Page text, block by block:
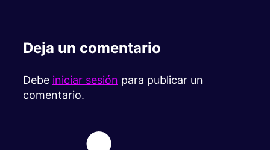
Deja un comentario
Debe iniciar sesión para publicar un
comentario.